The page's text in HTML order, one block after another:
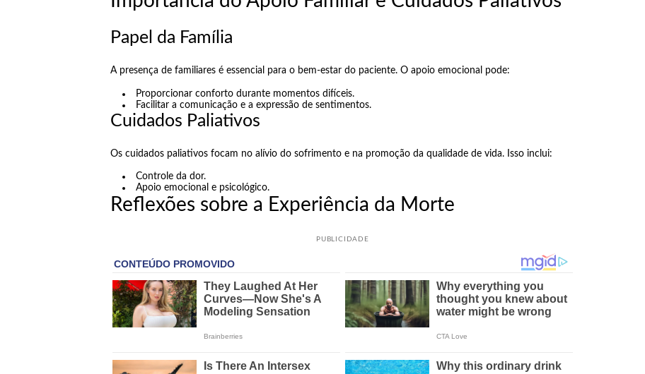
Papel da Família
A presença de familiares é essencial para o bem-estar do paciente. O apoio emocional pode:
Proporcionar conforto durante momentos difíceis.
Facilitar a comunicação e a expressão de sentimentos.
Cuidados Paliativos
Os cuidados paliativos focam no alívio do sofrimento e na promoção da qualidade de vida. Isso inclui:
Controle da dor.
Apoio emocional e psicológico.
Reflexões sobre a Experiência da Morte
PUBLICIDADE